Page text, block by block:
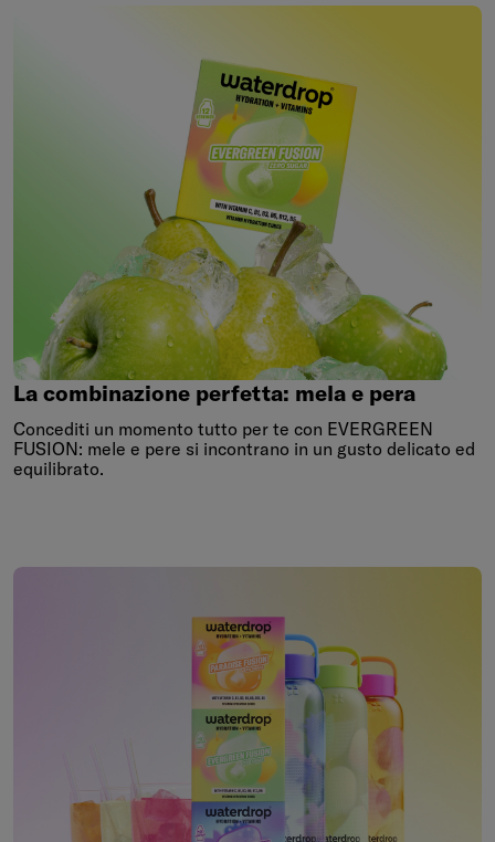
La combinazione perfetta: mela e pera
La combinazione perfetta: mela e pera
Concediti un momento tutto per te con EVERGREEN
FUSION: mele e pere si incontrano in un gusto delicato ed
equilibrato.